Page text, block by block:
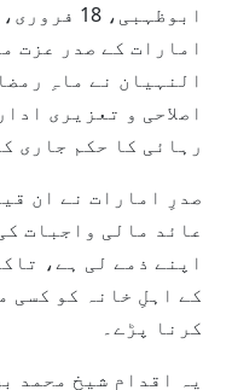
امارات کے صدر عزت
النہیان نے ماہِ
رہائی کا حکم جاری
صدرِ امارات نے ان
عائد مالی واجبات
اپنے ذمے لی ہے،
کے اہلِ خانہ کو کسی
کرنا پڑے۔
یہ اقدام شیخ محمد